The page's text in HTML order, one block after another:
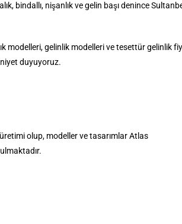
bindallı, nişanlık ve gelin başı denince
modelleri, gelinlik modelleri ve tesettür gelinlik
duyuyoruz.
olup, modeller ve tasarımlar Atlas